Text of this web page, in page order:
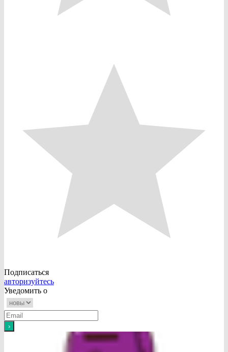
Подписаться
авторизуйтесь
Уведомить о